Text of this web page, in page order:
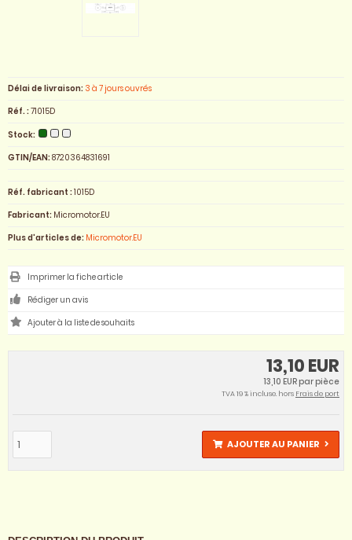
13,10 EUR
13,10 EUR par pièce
TVA 19 % incluse. hors Frais de port
AJOUTER AU PANIER
Délai de livraison: 3 à 7 jours ouvrés
Réf. :71015D
Stock:
GTIN/EAN:8720364831691
Réf. fabricant :1015D
Fabricant: Micromotor.EU
Plus d'articles de: Micromotor.EU
Imprimer la fiche article
Rédiger un avis